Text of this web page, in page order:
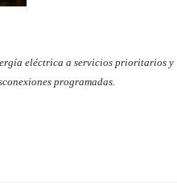
eléctrica a servicios prioritarios y
programadas.